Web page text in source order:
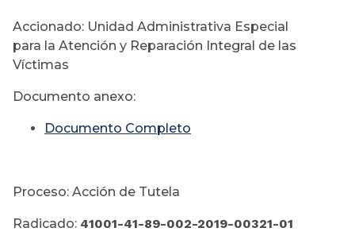
Accionado: Unidad Administrativa Especial
para la Atención y Reparación Integral de las
Víctimas
Documento anexo:
Documento Completo
Proceso: Acción de Tutela
Radicado: 41001-41-89-002-2019-00321-01